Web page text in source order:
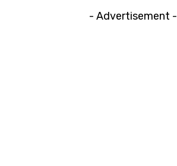
- Advertisement -